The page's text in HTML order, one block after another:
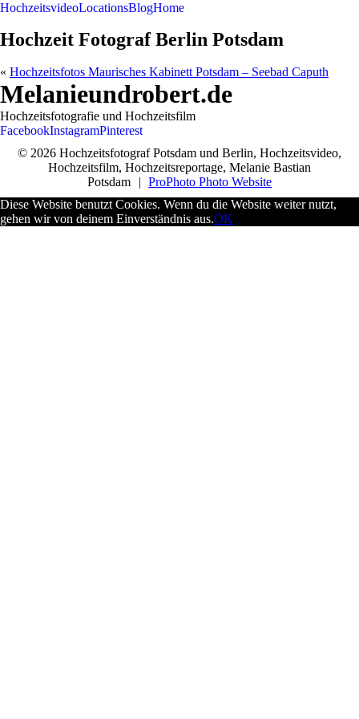
HochzeitsvideoLocationsBlogHome
Hochzeit Fotograf Berlin Potsdam
« Hochzeitsfotos Maurisches Kabinett Potsdam – Seebad Caputh
Melanieundrobert.de
Hochzeitsfotografie und Hochzeitsfilm
FacebookInstagramPinterest
© 2026 Hochzeitsfotograf Potsdam und Berlin, Hochzeitsvideo,
Hochzeitsfilm, Hochzeitsreportage, Melanie Bastian
Potsdam
| ProPhoto Photo Website
Diese Website benutzt Cookies. Wenn du die Website weiter nutzt,
gehen wir von deinem Einverständnis aus.OK